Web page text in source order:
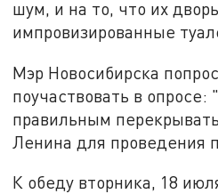
шум, и на то, что их
импровизированные
Мэр Новосибирска
поучаствовать в
правильным
Ленина для проведения
К обеду вторника, 18